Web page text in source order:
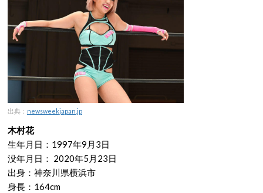
出典： newsweekjapan.jp
木村花
生年月日：1997年9月3日
没年月日： 2020年5月23日
出身：神奈川県横浜市
身長：164cm